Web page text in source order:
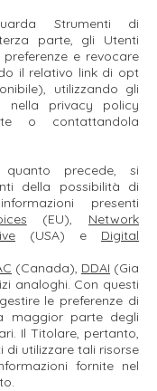
Strumenti di
parte, gli Utenti
e revocare
il relativo link di opt
utilizzando gli
nella privacy policy
o contattandola
quanto precede, si
della possibilità di
presenti
(EU), Network
(USA) e Digital
(Canada), DDAI (Gia
analoghi. Con questi
le preferenze di
maggior parte degli
Il Titolare, pertanto,
di utilizzare tali risorse
fornite nel